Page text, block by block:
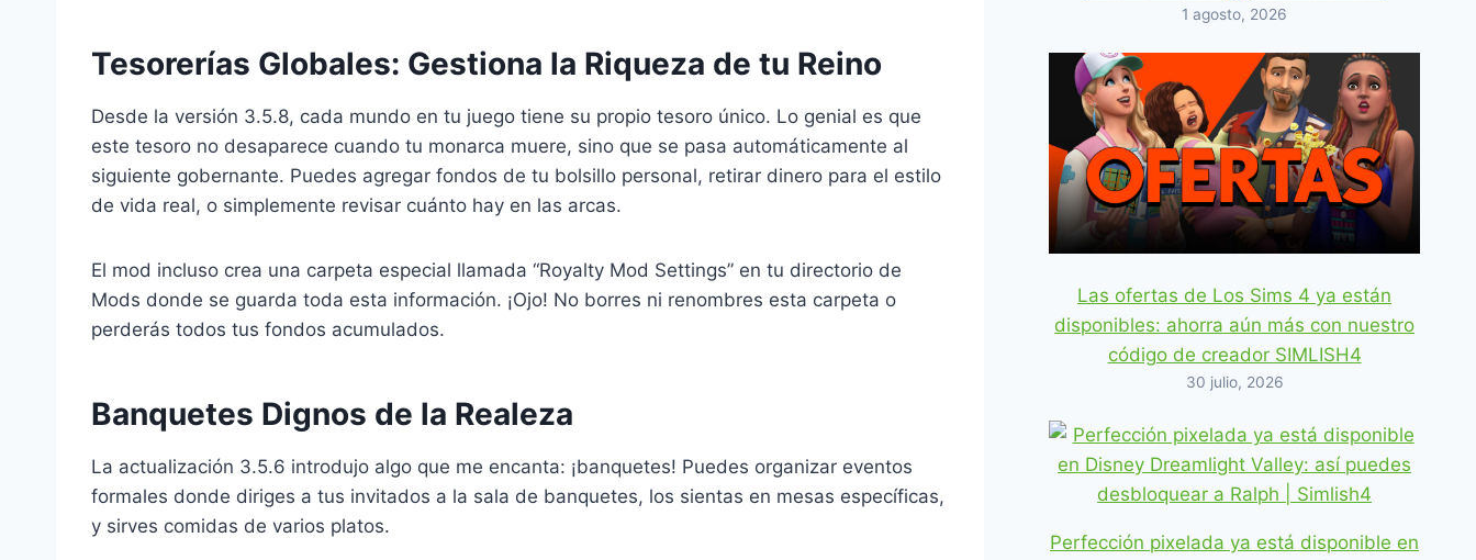
Tesorerías Globales: Gestiona la Riqueza de tu Reino
Desde la versión 3.5.8, cada mundo en tu juego tiene su propio tesoro único. Lo genial es que
este tesoro no desaparece cuando tu monarca muere, sino que se pasa automáticamente al
siguiente gobernante. Puedes agregar fondos de tu bolsillo personal, retirar dinero para el estilo
de vida real, o simplemente revisar cuánto hay en las arcas.
El mod incluso crea una carpeta especial llamada “Royalty Mod Settings” en tu directorio de
Mods donde se guarda toda esta información. ¡Ojo! No borres ni renombres esta carpeta o
perderás todos tus fondos acumulados.
Banquetes Dignos de la Realeza
La actualización 3.5.6 introdujo algo que me encanta: ¡banquetes! Puedes organizar eventos
formales donde diriges a tus invitados a la sala de banquetes, los sientas en mesas específicas,
y sirves comidas de varios platos.
1 agosto, 2026
Las ofertas de Los Sims 4 ya están
disponibles: ahorra aún más con nuestro
código de creador SIMLISH4
30 julio, 2026
Perfección pixelada ya está disponible en